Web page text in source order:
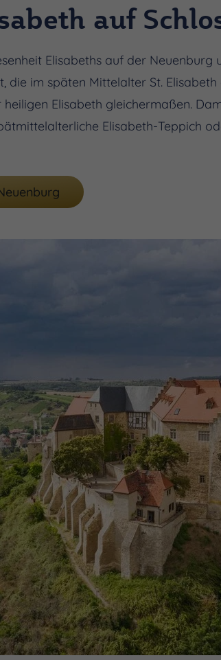
auf
Elisabeths auf der
im späten Mittelalter St.
Elisabeth gleichermaßen.
Elisabeth-Teppich